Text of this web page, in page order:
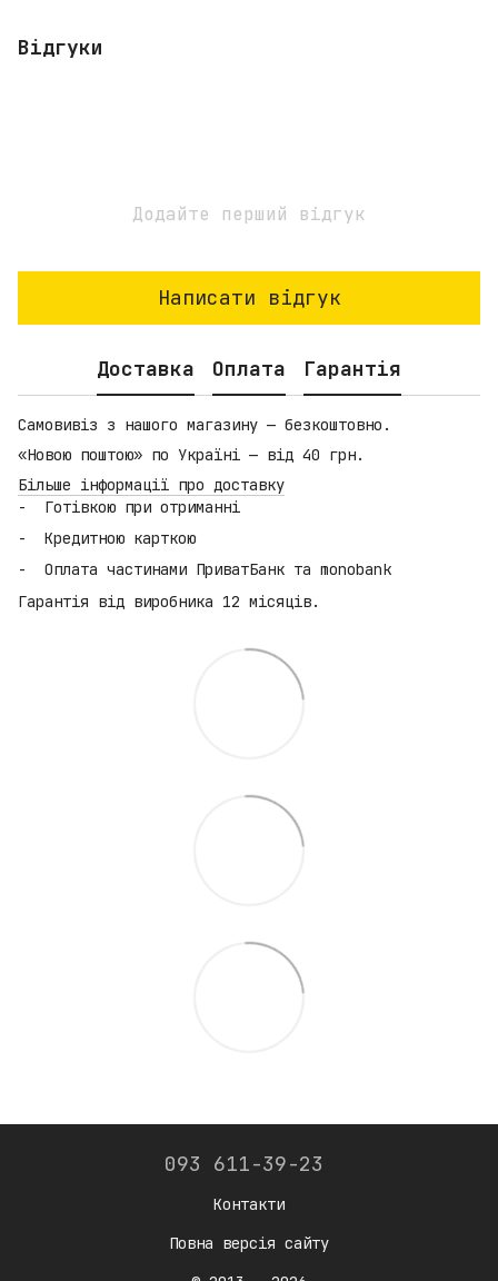
Відгуки
Додайте перший відгук
Написати відгук
Доставка Оплата Гарантія
Самовивіз з нашого магазину — безкоштовно.
«Новою поштою» по Україні — від 40 грн.
Більше інформації про доставку
Готівкою при отриманні
Кредитною карткою
Оплата частинами ПриватБанк та monobank
Гарантія від виробника 12 місяців.
093 611-39-23
Контакти
Повна версія сайту